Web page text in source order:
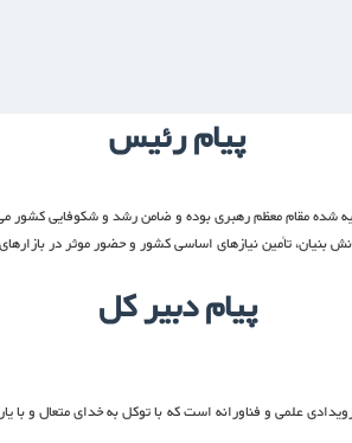
پیام رئیس
شده مقام معظم رهبری بوده و ضامن رشد و شکوفایی
بنیان، تأمین نیازهای اساسی کشور و حضور موثر در
پيام دبير کل
علمی و فناورانه است که با توکل به خدای متعال و